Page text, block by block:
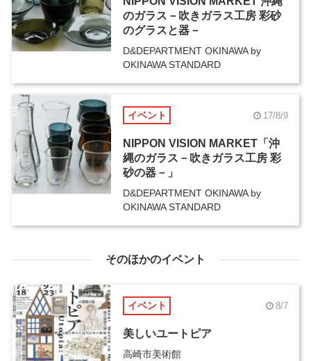
のガラス－吹きガラス工房 彩砂
のグラスと器－
D&DEPARTMENT OKINAWA by
OKINAWA STANDARD
イベント 17/8/9
NIPPON VISION MARKET「沖
縄のガラス－吹きガラス工房 彩
砂の器－」
D&DEPARTMENT OKINAWA by
OKINAWA STANDARD
そのほかのイベント
イベント 8/7
美しいユートピア
高崎市美術館